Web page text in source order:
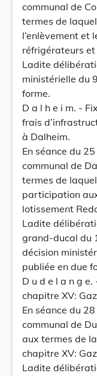
communal de
termes de
l’enlèvement et
réfrigérateurs
Ladite
ministérielle du
forme.
D a l h e i m. -
frais
à Dalheim.
En séance du
communal de
termes de
participation
lotissement
Ladite
grand-ducal du
décision
publiée en due
D u d e l a n g
chapitre XV:
En séance du
communal de
aux termes de
chapitre XV:
Ladite